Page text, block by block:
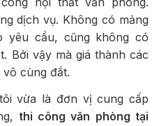
dịch vụ. Không có mảng
yêu cầu, cũng không có
Bởi vậy mà giá thành các
cùng đắt.
vừa là đơn vị cung cấp
thi công văn phòng tại